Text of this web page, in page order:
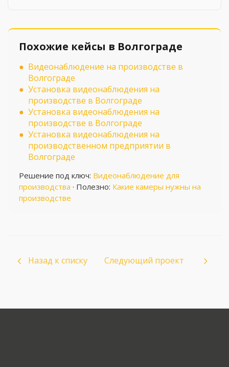
Похожие кейсы в Волгограде
Видеонаблюдение на производстве в
Волгограде
Установка видеонаблюдения на
производстве в Волгограде
Установка видеонаблюдения на
производстве в Волгограде
Установка видеонаблюдения на
производственном предприятии в
Волгограде
Решение под ключ: Видеонаблюдение для
производства · Полезно: Какие камеры нужны на
производстве
Назад к списку Следующий проект